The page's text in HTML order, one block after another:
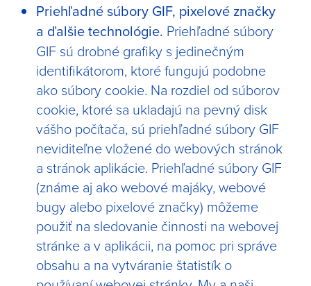
Priehľadné súbory GIF, pixelové značky
a ďalšie technológie. Priehľadné súbory
GIF sú drobné grafiky s jedinečným
identifikátorom, ktoré fungujú podobne
ako súbory cookie. Na rozdiel od súborov
cookie, ktoré sa ukladajú na pevný disk
vášho počítača, sú priehľadné súbory GIF
neviditeľne vložené do webových stránok
a stránok aplikácie. Priehľadné súbory GIF
(známe aj ako webové majáky, webové
bugy alebo pixelové značky) môžeme
použiť na sledovanie činnosti na webovej
stránke a v aplikácii, na pomoc pri správe
obsahu a na vytváranie štatistík o